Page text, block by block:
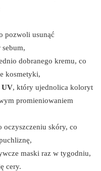
pozwoli usunąć
sebum,
dobranego kremu, co
kosmetyki,
UV, który ujednolica koloryt
promieniowaniem
oczyszczeniu skóry, co
maski raz w tygodniu,
cery.